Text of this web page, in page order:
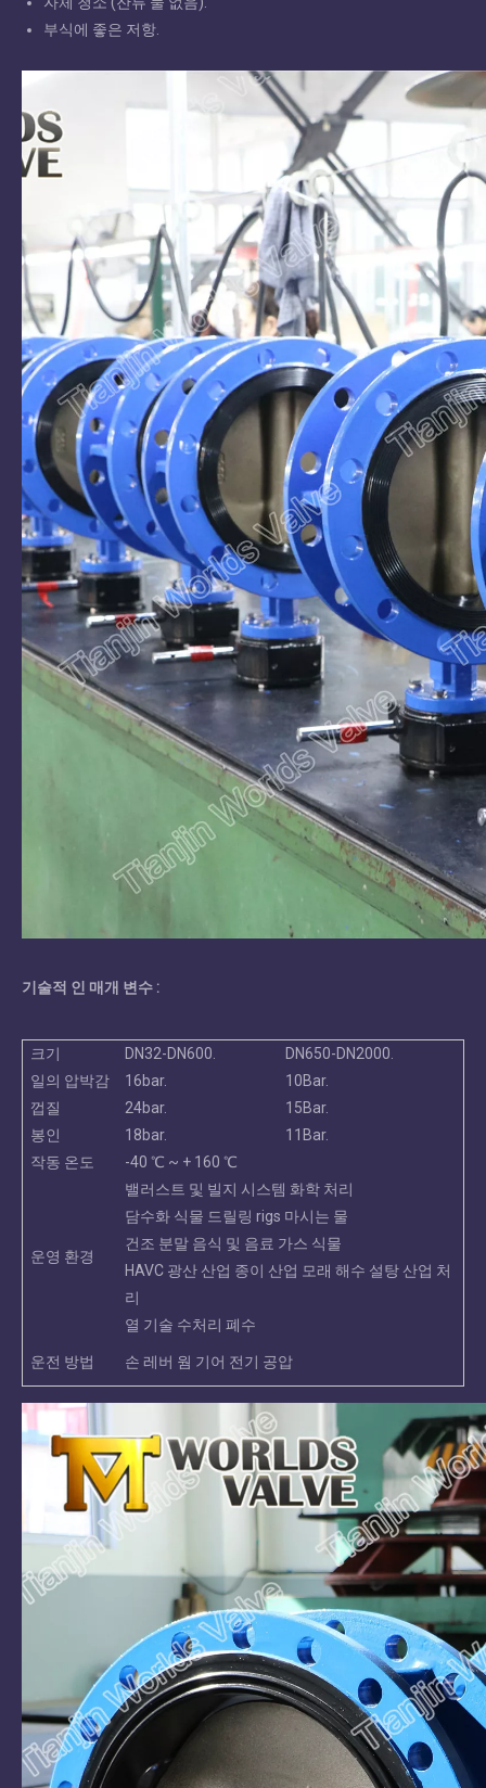
부식에 좋은 저항.
기술적 인 매개 변수 :
크기 DN32-DN600.
DN650-DN2000.
일의 압박감
16bar.
10Bar.
껍질
24bar.
15Bar.
봉인
18bar.
11Bar.
작동 온도
-40 ℃ ~ + 160 ℃
운영 환경
밸러스트 및 빌지 시스템 화학 처리
담수화 식물 드릴링 rigs 마시는 물
건조 분말 음식 및 음료 가스 식물
HAVC 광산 산업 종이 산업 모래 해수 설탕 산업 처
리
열 기술 수처리 폐수
운전 방법 손 레버 웜 기어 전기 공압